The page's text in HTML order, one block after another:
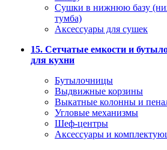
Сушки в нижнюю базу
тумба)
Аксессуары для сушек
15. Сетчатые емкости и
для кухни
Бутылочницы
Выдвижные корзины
Выкатные колонны и
Угловые механизмы
Шеф-центры
Аксессуары и